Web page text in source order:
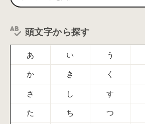
頭文字から探す
あ い う
か き く
さ し す
た ち つ